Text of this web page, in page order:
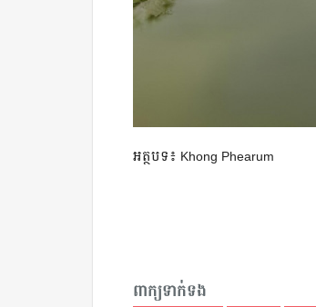
អត្ថបទ៖ Khong Phearum
ពាក្យទាក់ទង